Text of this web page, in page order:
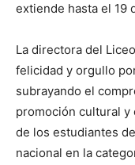
extiende hasta el 19
La directora del
felicidad y orgullo
subrayando el
promoción cultural y
de los estudiantes
nacional en la